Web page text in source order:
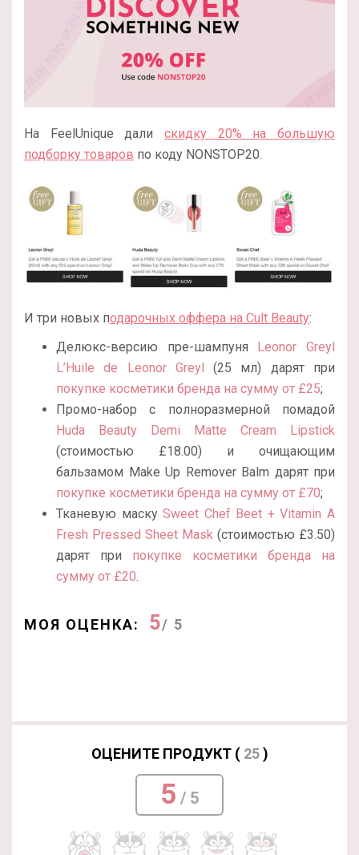
На FeelUnique дали скидку 20% на большую
подборку товаров по коду NONSTOP20.
И три новых подарочных оффера на Cult Beauty:
Делюкс-версию пре-шампуня Leonor Greyl
L’Huile de Leonor Greyl (25 мл) дарят при
покупке косметики бренда на сумму от £25;
Промо-набор с полноразмерной помадой
Huda Beauty Demi Matte Cream Lipstick
(стоимостью £18.00) и очищающим
бальзамом Make Up Remover Balm дарят при
покупке косметики бренда на сумму от £70;
Тканевую маскуSweet Chef Beet + Vitamin A
Fresh Pressed Sheet Mask (стоимостью £3.50)
дарят при покупке косметики бренда на
сумму от £20.
МОЯ ОЦЕНКА: 5/ 5
ОЦЕНИТЕ ПРОДУКТ ( 25)
5 / 5